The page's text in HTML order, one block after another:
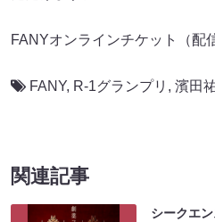
FANYオンラインチケット（配
FANY, R-1グランプリ , 濱田
関連記事
シークエ